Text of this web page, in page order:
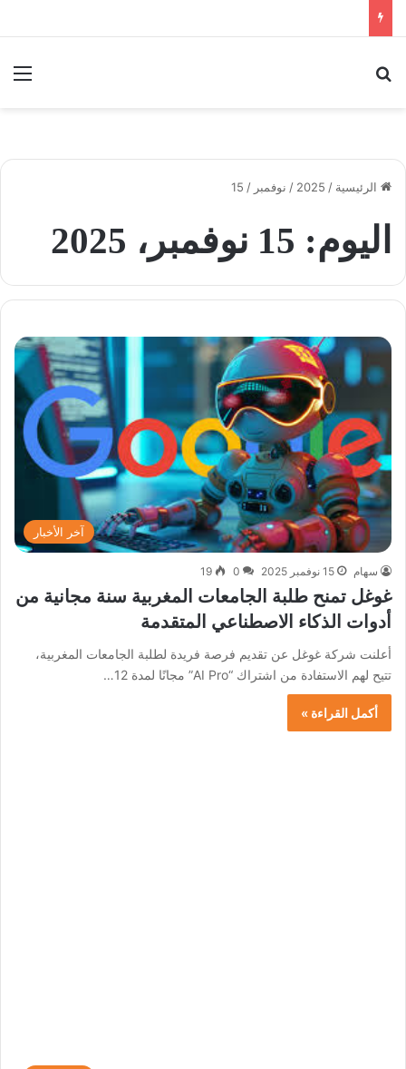
الرئيسية /
2025
/ نوفمبر /
15
اليوم: 15 نوفمبر، 2025
آخر الأخبار
سهام 15 نوفمبر 2025 0
19
غوغل تمنح طلبة الجامعات المغربية سنة مجانية من
أدوات الذكاء الاصطناعي المتقدمة
أعلنت شركة غوغل عن تقديم فرصة فريدة لطلبة الجامعات المغربية،
تتيح لهم الاستفادة من اشتراك “AI Pro” مجانًا لمدة 12…
أكمل القراءة »